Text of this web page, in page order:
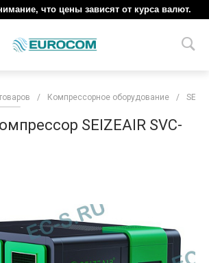
что цены зависят от курса валют.
/ Компрессорное оборудование /
SEIZEAIR SVC-